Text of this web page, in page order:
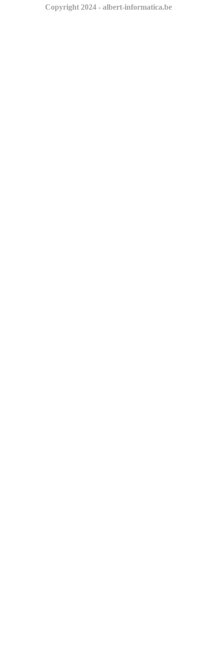
Copyright 2024 - albert-informatica.be